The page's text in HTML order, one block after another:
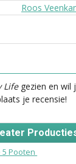
Roos
Lifegezien en wil
je recensie!
5 Pooten